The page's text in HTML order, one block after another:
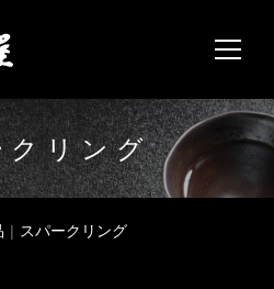
クリング
スパークリング